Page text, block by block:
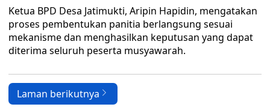
Ketua BPD Desa Jatimukti, Aripin Hapidin, mengatakan
proses pembentukan panitia berlangsung sesuai
mekanisme dan menghasilkan keputusan yang dapat
diterima seluruh peserta musyawarah.
Laman berikutnya